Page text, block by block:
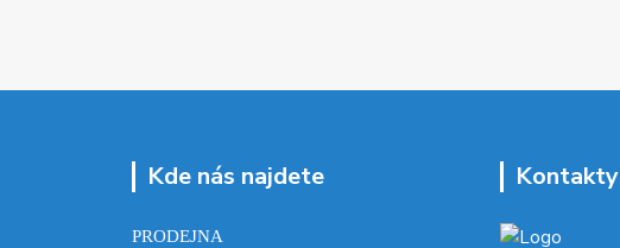
Kde nás najdete
PRODEJNA
Kontakty